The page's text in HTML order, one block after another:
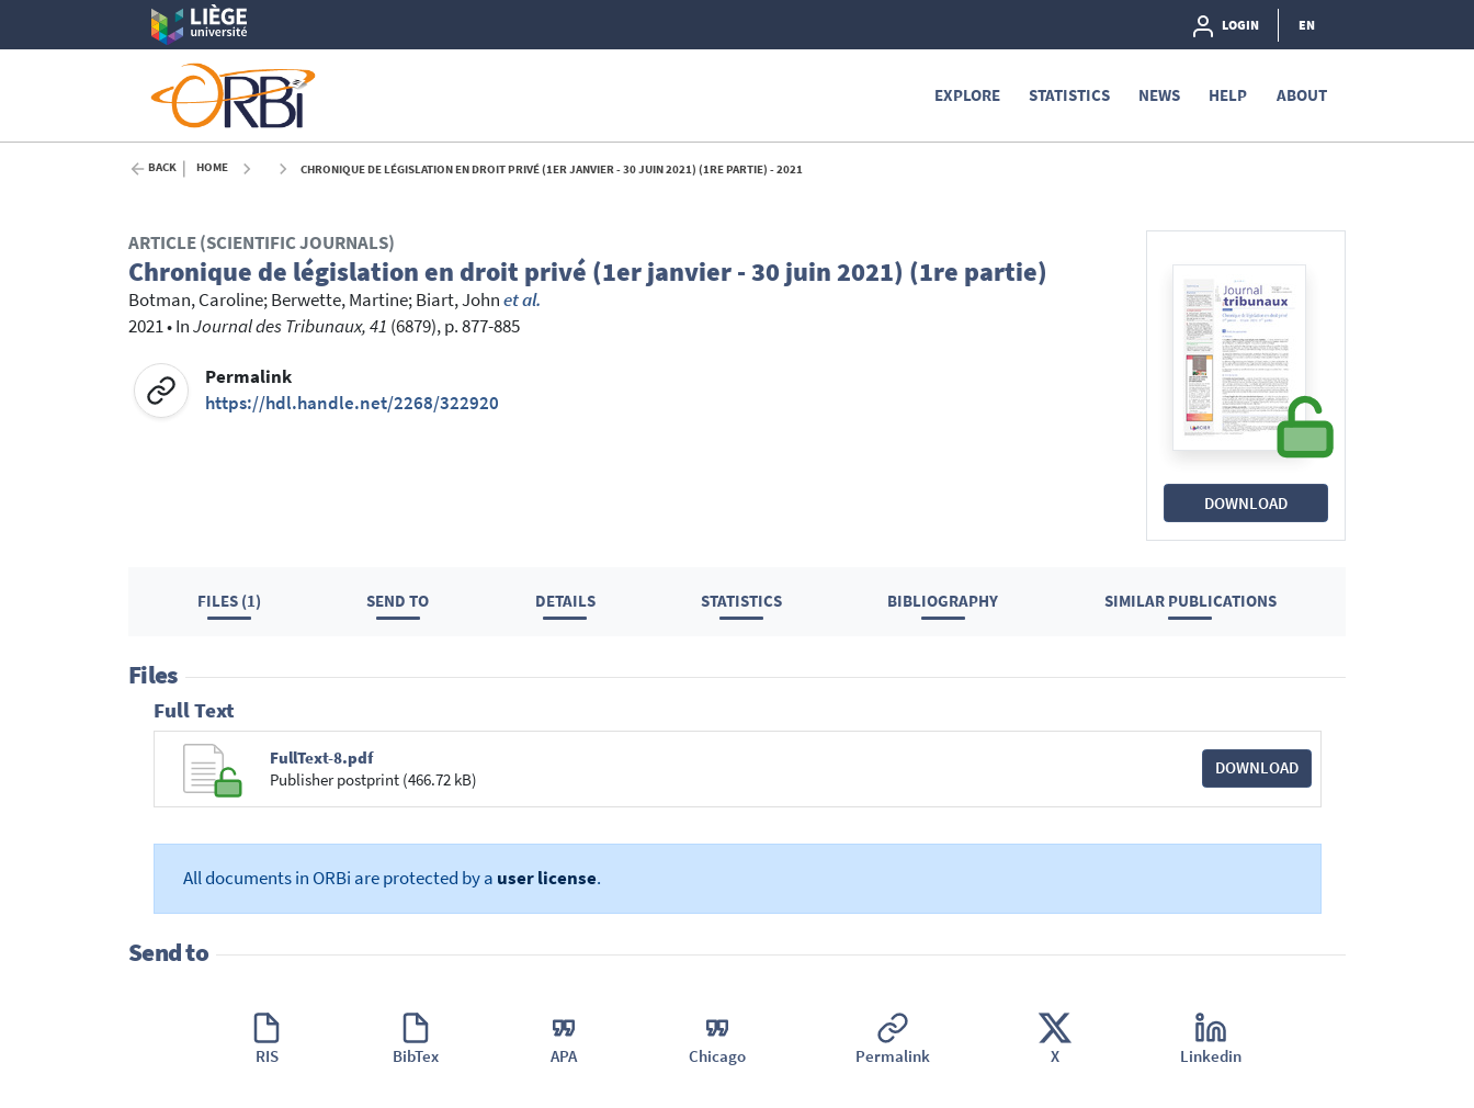
LOGIN EN
EXPLORE STATISTICS NEWS HELP ABOUT
BACK HOME CHRONIQUE DE LÉGISLATION EN DROIT PRIVÉ (1ER JANVIER - 30 JUIN 2021) (1RE PARTIE) - 2021
DOWNLOAD
ARTICLE (SCIENTIFIC JOURNALS)
Chronique de législation en droit privé (1er janvier - 30 juin 2021) (1re partie)
Botman, Caroline;Berwette, Martine;Biart, Johnet al.
2021•InJournal des Tribunaux, 41 (6879), p. 877-885
Permalink
https://hdl.handle.net/2268/322920
FILES (1) SEND TO DETAILS STATISTICS BIBLIOGRAPHY SIMILAR PUBLICATIONS
Files
Full Text
FullText-8.pdf
Publisher postprint (466.72 kB)
DOWNLOAD
All documents in ORBi are protected by a user license.
Send to
RIS BibTex APA Chicago Permalink X Linkedin